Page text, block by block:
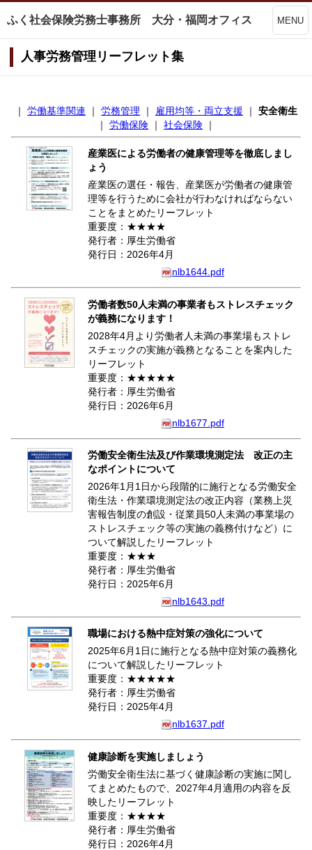
ふく社会保険労務士事務所 大分・福岡オフィス MENU
人事労務管理リーフレット集
｜ 労働基準関連 ｜ 労務管理 ｜ 雇用均等・両立支援 ｜ 安全衛生
｜ 労働保険 ｜ 社会保険 ｜
産業医による労働者の健康管理等を徹底しまし
ょう
産業医の選任・報告、産業医が労働者の健康管
理等を行うために会社が行わなければならない
ことをまとめたリーフレット
重要度：★★★★
発行者：厚生労働省
発行日：2026年4月
nlb1644.pdf
労働者数50人未満の事業者もストレスチェック
が義務になります！
2028年4月より労働者人未満の事業場もストレ
スチェックの実施が義務となることを案内した
リーフレット
重要度：★★★★★
発行者：厚生労働省
発行日：2026年6月
nlb1677.pdf
労働安全衛生法及び作業環境測定法 改正の主
なポイントについて
2026年1月1日から段階的に施行となる労働安全
衛生法・作業環境測定法の改正内容（業務上災
害報告制度の創設・従業員50人未満の事業場の
ストレスチェック等の実施の義務付けなど）に
ついて解説したリーフレット
重要度：★★★
発行者：厚生労働省
発行日：2025年6月
nlb1643.pdf
職場における熱中症対策の強化について
2025年6月1日に施行となる熱中症対策の義務化
について解説したリーフレット
重要度：★★★★★
発行者：厚生労働省
発行日：2025年4月
nlb1637.pdf
健康診断を実施しましょう
労働安全衛生法に基づく健康診断の実施に関し
てまとめたもので、2027年4月適用の内容を反
映したリーフレット
重要度：★★★★
発行者：厚生労働省
発行日：2026年4月